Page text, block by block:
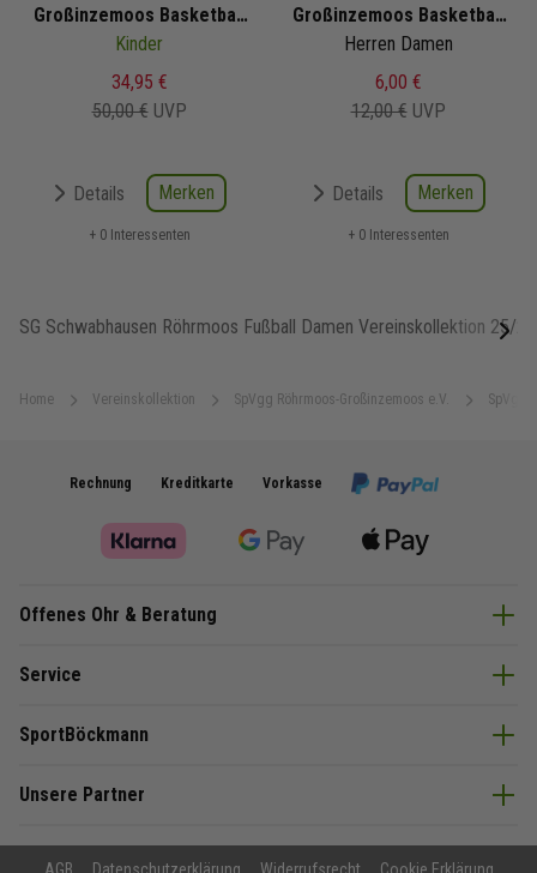
Home Vereinskollektion SpVgg Röhrmoos-Großinzemoos e.V. SpVgg
Großinzemoos Basketball
Sweat Hoodie 2025/2026
Kinder
34,95 €
50,00 € UVP
Details Merken
+ 0 Interessenten
Großinzemoos Basketball
adidas Markierungshemd
2025/2026
Herren Damen
6,00 €
12,00 € UVP
Details Merken
+ 0 Interessenten
Rechnung Kreditkarte Vorkasse
Offenes Ohr & Beratung
Service
SportBöckmann
Unsere Partner
SG Schwabhausen Röhrmoos Fußball Damen Vereinskollektion 25/26